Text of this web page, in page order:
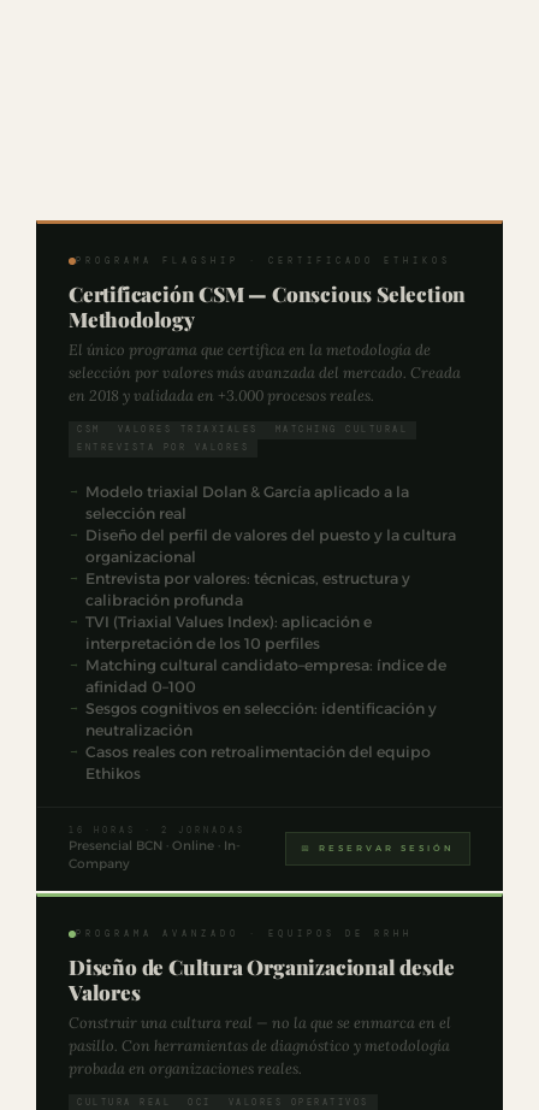
PROGRAMA FLAGSHIP · CERTIFICADO ETHIKOS
Certificación CSM — Conscious Selection
Methodology
El único programa que certifica en la metodología de
selección por valores más avanzada del mercado. Creada
en 2018 y validada en +3.000 procesos reales.
CSM VALORES TRIAXIALES
MATCHING CULTURAL
ENTREVISTA POR VALORES
Modelo triaxial Dolan & García aplicado a la
selección real
Diseño del perfil de valores del puesto y la cultura
organizacional
Entrevista por valores: técnicas, estructura y
calibración profunda
TVI (Triaxial Values Index): aplicación e
interpretación de los 10 perfiles
Matching cultural candidato–empresa: índice de
afinidad 0–100
Sesgos cognitivos en selección: identificación y
neutralización
Casos reales con retroalimentación del equipo
Ethikos
16 HORAS · 2 JORNADAS
Presencial BCN · Online · In-
Company
📅 RESERVAR SESIÓN
PROGRAMA AVANZADO · EQUIPOS DE RRHH
Diseño de Cultura Organizacional desde
Valores
Construir una cultura real — no la que se enmarca en el
pasillo. Con herramientas de diagnóstico y metodología
probada en organizaciones reales.
CULTURA REAL OCI
VALORES OPERATIVOS